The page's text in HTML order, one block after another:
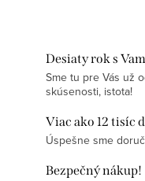
Desiaty rok s
Sme tu pre Vás už
skúsenosti, istota!
Viac ako 12 tisíc
Úspešne sme
Bezpečný nákup!